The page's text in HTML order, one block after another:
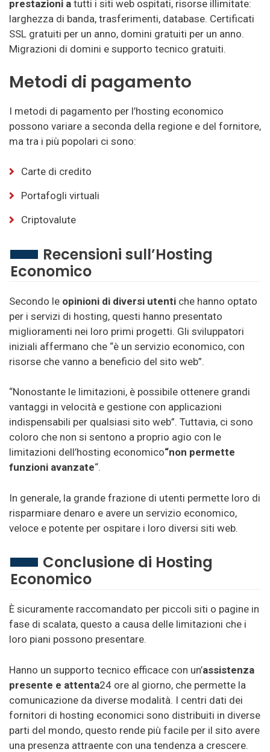
prestazioni a tutti i siti web ospitati, risorse illimitate:
larghezza di banda, trasferimenti, database. Certificati
SSL gratuiti per un anno, domini gratuiti per un anno.
Migrazioni di domini e supporto tecnico gratuiti.
Metodi di pagamento
I metodi di pagamento per l’hosting economico
possono variare a seconda della regione e del fornitore,
ma tra i più popolari ci sono:
Carte di credito
Portafogli virtuali
Criptovalute
Recensioni sull’Hosting
Economico
Secondo le opinioni di diversi utenti che hanno optato
per i servizi di hosting, questi hanno presentato
miglioramenti nei loro primi progetti. Gli sviluppatori
iniziali affermano che “è un servizio economico, con
risorse che vanno a beneficio del sito web”.
“Nonostante le limitazioni, è possibile ottenere grandi
vantaggi in velocità e gestione con applicazioni
indispensabili per qualsiasi sito web”. Tuttavia, ci sono
coloro che non si sentono a proprio agio con le
limitazioni dell’hosting economico“non permette
funzioni avanzate“.
In generale, la grande frazione di utenti permette loro di
risparmiare denaro e avere un servizio economico,
veloce e potente per ospitare i loro diversi siti web.
Conclusione di Hosting
Economico
È sicuramente raccomandato per piccoli siti o pagine in
fase di scalata, questo a causa delle limitazioni che i
loro piani possono presentare.
Hanno un supporto tecnico efficace con un’assistenza
presente e attenta24 ore al giorno, che permette la
comunicazione da diverse modalità. I centri dati dei
fornitori di hosting economici sono distribuiti in diverse
parti del mondo, questo rende più facile per il sito avere
una presenza attraente con una tendenza a crescere.